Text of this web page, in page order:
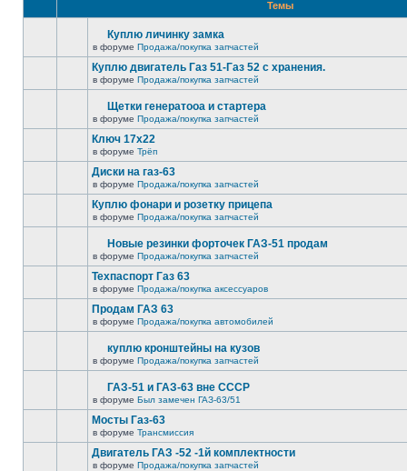
Темы
Куплю личинку замка
в форуме Продажа/покупка запчастей
Куплю двигатель Газ 51-Газ 52 с хранения.
в форуме Продажа/покупка запчастей
Щетки генератооа и стартера
в форуме Продажа/покупка запчастей
Ключ 17х22
в форуме Трёп
Диски на газ-63
в форуме Продажа/покупка запчастей
Куплю фонари и розетку прицепа
в форуме Продажа/покупка запчастей
Новые резинки форточек ГАЗ-51 продам
в форуме Продажа/покупка запчастей
Техпаспорт Газ 63
в форуме Продажа/покупка аксессуаров
Продам ГАЗ 63
в форуме Продажа/покупка автомобилей
куплю кронштейны на кузов
в форуме Продажа/покупка запчастей
ГАЗ-51 и ГАЗ-63 вне СССР
в форуме Был замечен ГАЗ-63/51
Мосты Газ-63
в форуме Трансмиссия
Двигатель ГАЗ -52 -1й комплектности
в форуме Продажа/покупка запчастей